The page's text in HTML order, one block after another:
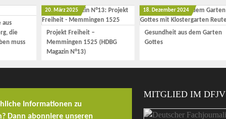
aus
die
muss
20. März 2025
Projekt Freiheit –
Memmingen 1525 (HDBG
Magazin N°13)
18. Dezember 2024
Gesundheit aus dem Garten
Gottes
Informationen zu
Dann abonniere unseren
MITGLIED IM DFJV